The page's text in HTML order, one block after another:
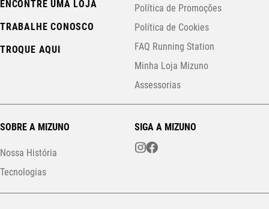
ENCONTRE UMA LOJA
TRABALHE CONOSCO
TROQUE AQUI
Política de Promoções
Política de Cookies
FAQ Running Station
Minha Loja Mizuno
Assessorias
SOBRE A MIZUNO
Nossa História
Tecnologias
SIGA A MIZUNO